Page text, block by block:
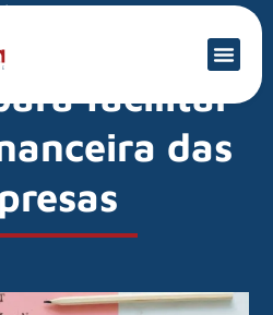
Financeiro
norma
facilitar
das